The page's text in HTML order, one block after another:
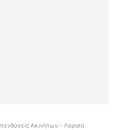
Ακινήτων - Λαρισα